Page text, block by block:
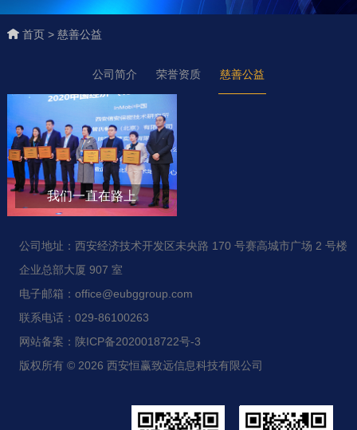
首页 > 慈善公益
公司简介 荣誉资质 慈善公益
我们一直在路上
公司地址：西安经济技术开发区未央路 170 号赛高城市广场 2 号楼
企业总部大厦 907 室
电子邮箱：office@eubggroup.com
联系电话：029-86100263
网站备案：陕ICP备2020018722号-3
版权所有 © 2026 西安恒赢致远信息科技有限公司